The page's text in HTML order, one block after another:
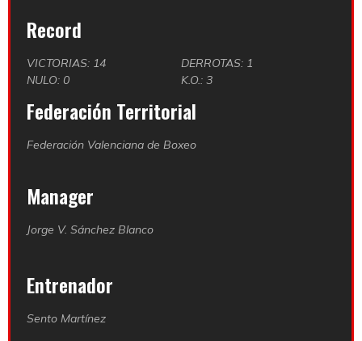
Record
VICTORIAS: 14
DERROTAS: 1
NULO: 0
K.O.: 3
Federación Territorial
Federación Valenciana de Boxeo
Manager
Jorge V. Sánchez Blanco
Entrenador
Sento Martínez